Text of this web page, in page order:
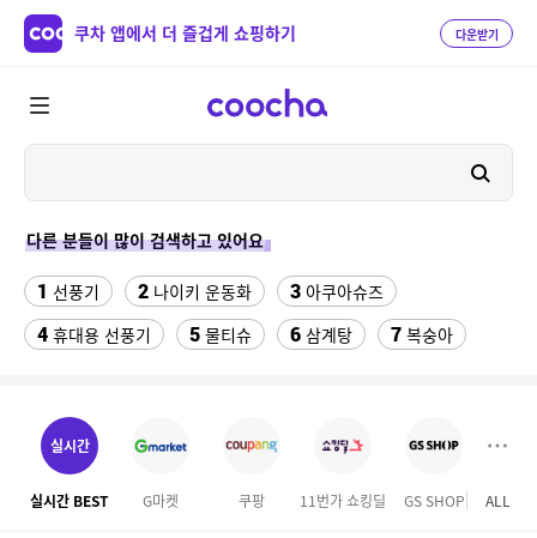
쿠차 앱에서 더 즐겁게 쇼핑하기 다운받기
다른 분들이 많이 검색하고 있어요
1 선풍기 2 나이키 운동화 3 아쿠아슈즈
4 휴대용 선풍기 5 물티슈 6 삼계탕 7 복숭아
11 서울랜드 자유이용권
14 엄마옷
17 하이원 워터월드 테프론 테이프 ALL
실시간
실시간 BEST G마켓 쿠팡 11번가 쇼킹딜 GS SHOP 하프